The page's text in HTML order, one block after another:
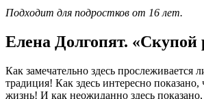
Подходит для подростков от 16 лет.
Елена Долгопят. «Скупой
Как замечательно здесь прослеживается
традиция! Как здесь интересно показано,
жизнь! И как неожиданно здесь